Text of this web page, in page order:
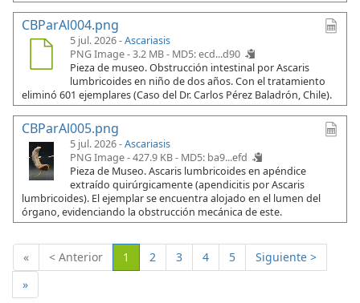
CBParAl004.png
5 jul. 2026 -Ascariasis
PNG Image - 3.2 MB - MD5: ecd...d90
Pieza de museo. Obstrucción intestinal por Ascaris
lumbricoides en niño de dos años. Con el tratamiento
eliminó 601 ejemplares (Caso del Dr. Carlos Pérez Baladrón, Chile).
CBParAl005.png
5 jul. 2026 -Ascariasis
PNG Image - 427.9 KB - MD5: ba9...efd
Pieza de Museo. Ascaris lumbricoides en apéndice
extraído quirúrgicamente (apendicitis por Ascaris
lumbricoides). El ejemplar se encuentra alojado en el lumen del
órgano, evidenciando la obstrucción mecánica de este.
« < Anterior 1 (Actual)
2 3 4 5
Siguiente >
»